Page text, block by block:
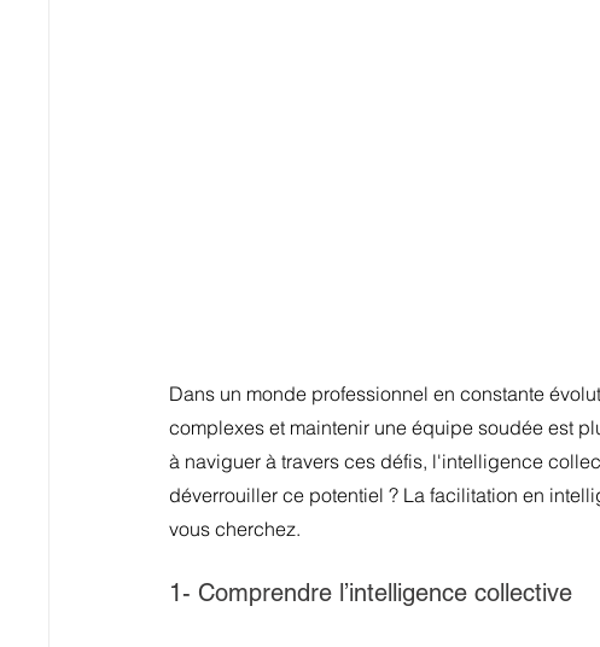
Dans un monde professionnel en constante
complexes et maintenir une équipe soudée est
à naviguer à travers ces défis, l'intelligence
déverrouiller ce potentiel ? La facilitation en
vous cherchez.
1- Comprendre l’intelligence collective